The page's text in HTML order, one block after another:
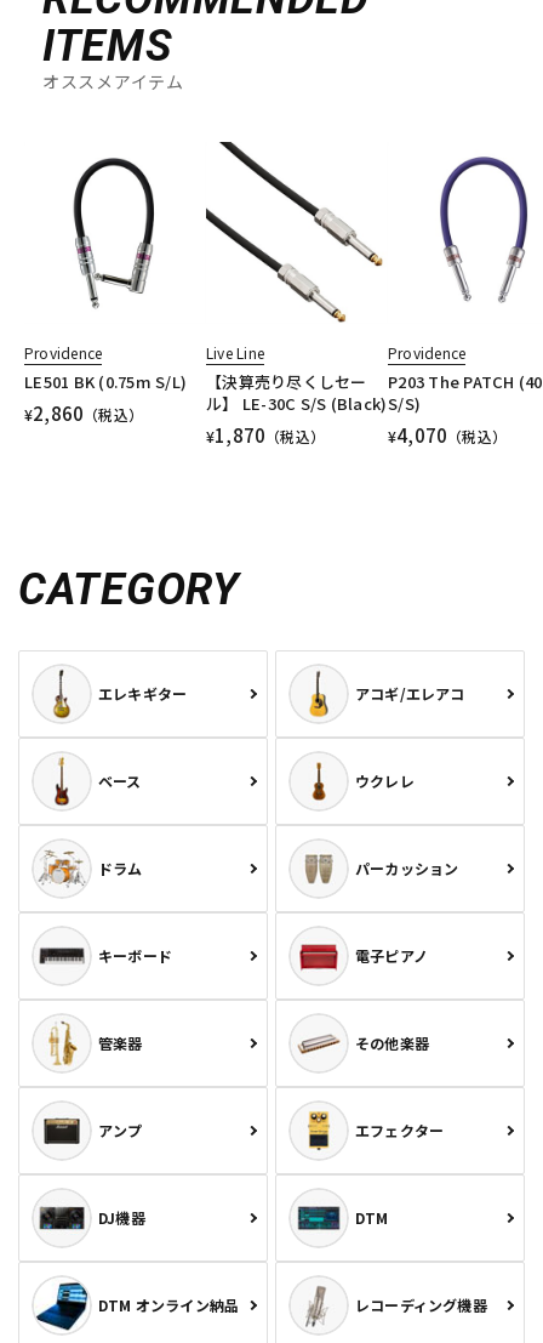
ITEMS
オススメアイテム
Providence
LE501 BK (0.75m S/L)
¥2,860 （税込）
Live Line
【決算売り尽くしセー
ル】 LE-30C S/S (Black)
¥1,870 （税込）
Providence
P203 The PATCH
S/S)
¥4,070 （税込）
CATEGORY
エレキギター アコギ/エレアコ
ベース ウクレレ
ドラム パーカッション
キーボード 電子ピアノ
管楽器 その他楽器
アンプ エフェクター
DJ機器 DTM
DTM オンライン納品 レコーディング機器